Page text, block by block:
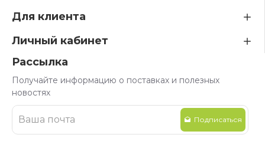
Для клиента
Личный кабинет
Рассылка
Получайте информацию о поставках и полезных
новостях
Подписаться